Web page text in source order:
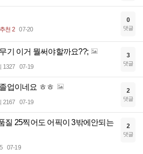
추천 2 07-20
0
댓글
기 이거 뭘써야할까요??;
1327 07-19
3
댓글
업이네요 ㅎㅎ
2167 07-19
2
댓글
질 25찍어도 어픽이 3밖에안되는
07-19
2
댓글